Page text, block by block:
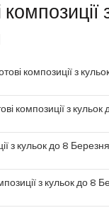
композиції з
композиції з
з кульок до 8
з кульок до 8